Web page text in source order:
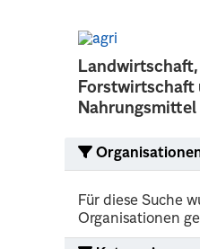
Forstwirtschaft
Nahrungsmittel
Für diese Suche
Organisationen